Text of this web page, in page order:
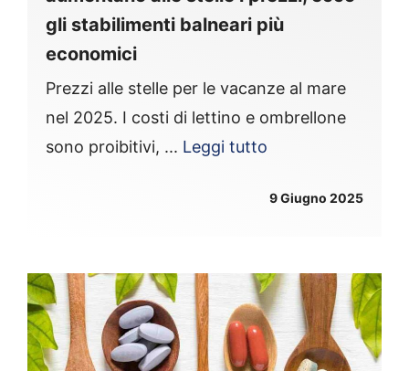
gli stabilimenti balneari più
economici
Prezzi alle stelle per le vacanze al mare
nel 2025. I costi di lettino e ombrellone
sono proibitivi, ... Leggi tutto
9 Giugno 2025